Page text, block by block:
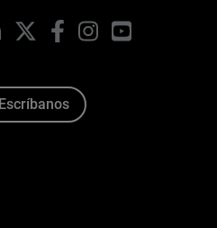
LinkedIn FacebookInstagramYouTube
Escríbanos